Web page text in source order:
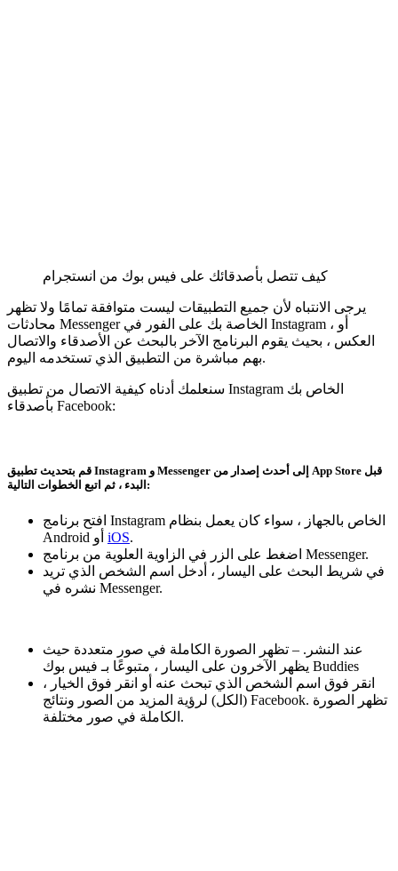
كيف تتصل بأصدقائك على فيس بوك من انستجرام
يرجى الانتباه لأن جميع التطبيقات ليست متوافقة تمامًا ولا تظهر
محادثات Messenger الخاصة بك على الفور في Instagram ، أو
العكس ، بحيث يقوم البرنامج الآخر بالبحث عن الأصدقاء والاتصال
بهم مباشرة من التطبيق الذي تستخدمه اليوم.
سنعلمك أدناه كيفية الاتصال من تطبيق Instagram الخاص بك
بأصدقاء Facebook:
قم بتحديث تطبيق Instagram و Messenger إلى أحدث إصدار من App Store قبل
البدء ، ثم اتبع الخطوات التالية:
افتح برنامج Instagram الخاص بالجهاز ، سواء كان يعمل بنظام
iOS.
اضغط على الزر في الزاوية العلوية من برنامج Messenger.
في شريط البحث على اليسار ، أدخل اسم الشخص الذي تريد
نشره في Messenger.
عند النشر. – تظهر الصورة الكاملة في صور متعددة حيث
يظهر الآخرون على اليسار ، متبوعًا بـ فيس بوك Buddies
، انقر فوق اسم الشخص الذي تبحث عنه أو انقر فوق الخيار
(الكل) لرؤية المزيد من الصور ونتائج Facebook. تظهر الصورة
الكاملة في صور مختلفة.